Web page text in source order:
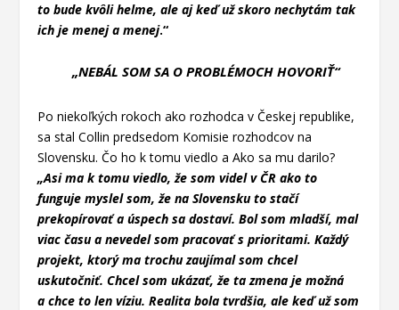
to bude kvôli helme, ale aj keď už skoro nechytám tak
ich je menej a menej.“
„NEBÁL SOM SA O PROBLÉMOCH HOVORIŤ“
Po niekoľkých rokoch ako rozhodca v Českej republike,
sa stal Collin predsedom Komisie rozhodcov na
Slovensku. Čo ho k tomu viedlo a Ako sa mu darilo?
„Asi ma k tomu viedlo, že som videl v ČR ako to
funguje myslel som, že na Slovensku to stačí
prekopírovať a úspech sa dostaví. Bol som mladší, mal
viac času a nevedel som pracovať s prioritami. Každý
projekt, ktorý ma trochu zaujímal som chcel
uskutočniť. Chcel som ukázať, že ta zmena je možná
a chce to len víziu. Realita bola tvrdšia, ale keď už som